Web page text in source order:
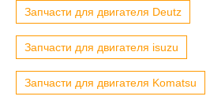
Запчасти для двигателя Deutz
Запчасти для двигателя isuzu
Запчасти для двигателя Komatsu